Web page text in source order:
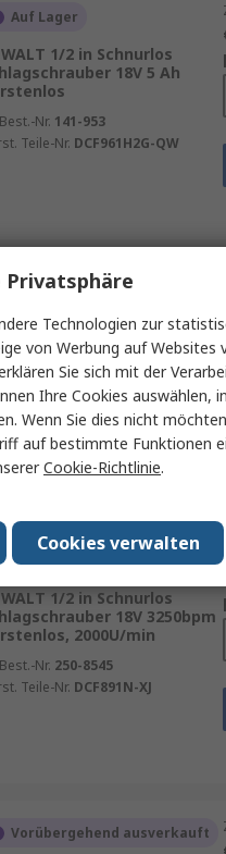
Auf Lager
1/2 in Schnurlos
18V 5 Ah
Nr. 141-953
Teile-Nr. DCF961H2G-QW
Auf Lager
1/2 in Schnurlos
18V
Nr. 173-104
Teile-Nr. DCF961NT-XJ
Auf Lager
1/2 in Schnurlos
18V 3250bpm
2000U/min
Nr. 250-8545
Teile-Nr. DCF891N-XJ
Vorübergehend ausverkauft
Technologien zur
von Werbung auf
Sie sich mit der
Ihre Cookies auswählen,
Wenn Sie dies nicht
auf bestimmte Funktionen
Cookie-Richtlinie.
Cookies verwalten